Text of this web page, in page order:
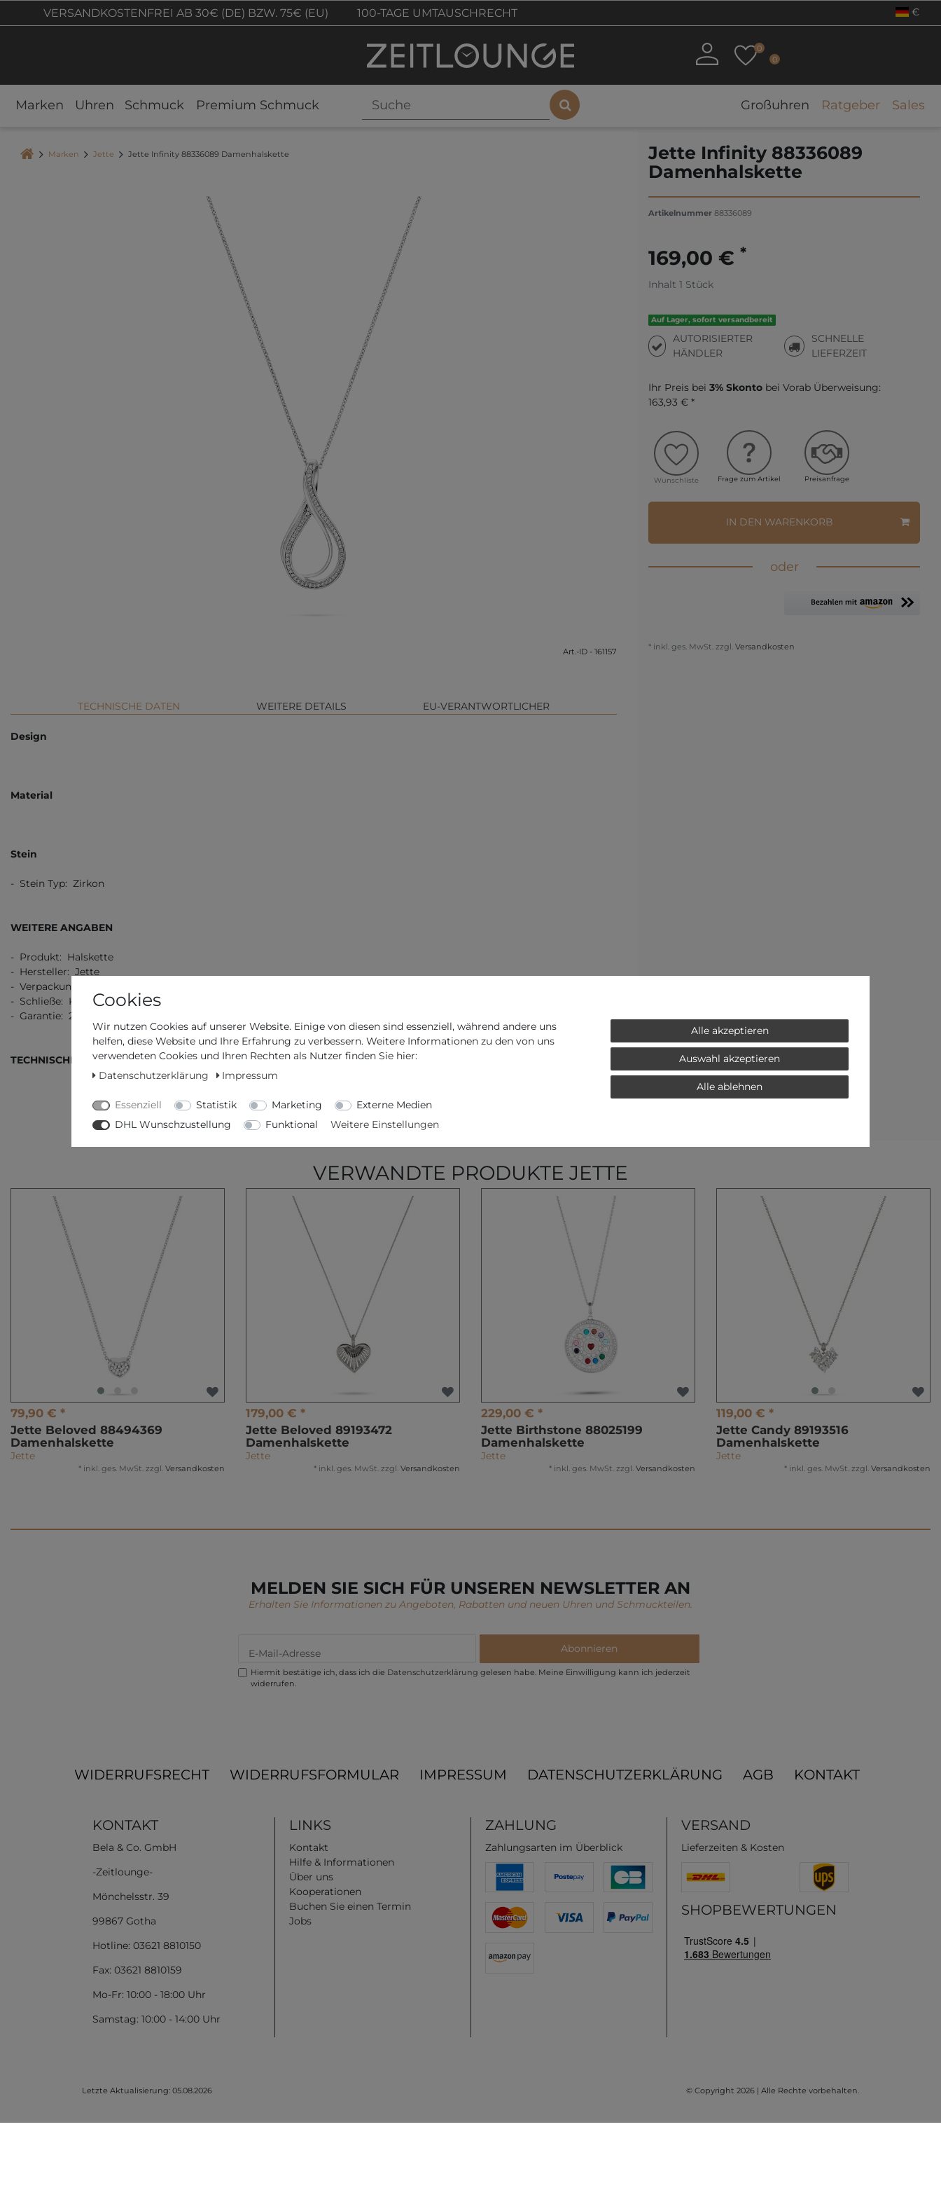
VERSANDKOSTENFREI AB 30€ (DE) BZW. 75€ (EU) 100-TAGE UMTAUSCHRECHT €
0
0
Marken Uhren Schmuck Premium Schmuck Großuhren Ratgeber Sales
Marken Jette Jette Infinity 88336089 Damenhalskette
Art.-ID - 161157
TECHNISCHE DATEN WEITERE DETAILS EU-VERANTWORTLICHER
Design
Material
Stein
- Stein Typ: Zirkon
WEITERE ANGABEN
- Produkt: Halskette
- Hersteller: Jette
- Verpackung: Originalverpackung mit Dokumenten
- Schließe: Karabiner
- Garantie: 2 Jahre Garantie
TECHNISCHE DATEN
Jette Infinity 88336089
Damenhalskette
Artikelnummer 88336089
169,00 € *
Inhalt 1 Stück
Auf Lager, sofort versandbereit
AUTORISIERTER
HÄNDLER
SCHNELLE
LIEFERZEIT
Ihr Preis bei 3% Skonto bei Vorab Überweisung:
163,93 € *
Wunschliste Frage zum Artikel Preisanfrage
IN DEN WARENKORB
oder
* inkl. ges. MwSt. zzgl. Versandkosten
VERWANDTE PRODUKTE JETTE
79,90 € *
Jette Beloved 88494369
Damenhalskette
Jette
* inkl. ges. MwSt. zzgl. Versandkosten
179,00 € *
Jette Beloved 89193472
Damenhalskette
Jette
* inkl. ges. MwSt. zzgl. Versandkosten
229,00 € *
Jette Birthstone 88025199
Damenhalskette
Jette
* inkl. ges. MwSt. zzgl. Versandkosten
119,00 € *
Jette Candy 89193516
Damenhalskette
Jette
* inkl. ges. MwSt. zzgl. Versandkosten
MELDEN SIE SICH FÜR UNSEREN NEWSLETTER AN
Erhalten Sie Informationen zu Angeboten, Rabatten und neuen Uhren und Schmuckteilen.
Abonnieren
Hiermit bestätige ich, dass ich die Daten­schutz­erklärung gelesen habe. Meine Einwilligung kann ich jederzeit
widerrufen.
WIDERRUFSRECHT WIDERRUFSFORMULAR IMPRESSUM DATENSCHUTZERKLÄRUNG AGB KONTAKT
KONTAKT
Bela & Co. GmbH
-Zeitlounge-
Mönchelsstr. 39
99867 Gotha
Hotline: 03621 8810150
Fax: 03621 8810159
Mo-Fr: 10:00 - 18:00 Uhr
Samstag: 10:00 - 14:00 Uhr
LINKS
Kontakt
Hilfe & Informationen
Über uns
Kooperationen
Buchen Sie einen Termin
Jobs
ZAHLUNG
Zahlungsarten im Überblick
VERSAND
Lieferzeiten & Kosten
SHOPBEWERTUNGEN
Letzte Aktualisierung: 05.08.2026 © Copyright 2026 | Alle Rechte vorbehalten.
Cookies
Wir nutzen Cookies auf unserer Website. Einige von diesen sind essenziell, während andere uns
helfen, diese Website und Ihre Erfahrung zu verbessern. Weitere Informationen zu den von uns
verwendeten Cookies und Ihren Rechten als Nutzer finden Sie hier:
Datenschutzerklärung
Impressum
Essenziell Statistik Marketing
Externe Medien
DHL Wunschzustellung
Funktional Weitere Einstellungen
Alle akzeptieren
Auswahl akzeptieren
Alle ablehnen